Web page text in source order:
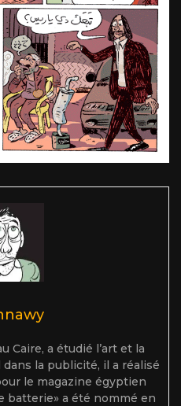
Caire, a étudié l’art et la
la publicité, il a réalisé
le magazine égyptien
batterie» a été nommé en